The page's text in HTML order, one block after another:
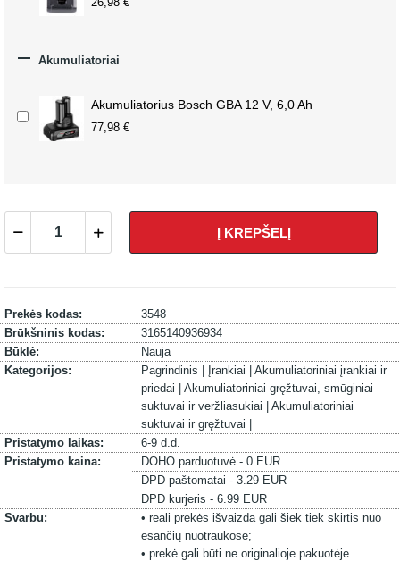
 Akumuliatoriai
Akumuliatorius Bosch GBA 12 V, 6,0 Ah
77,98 €
Į KREPŠELĮ
Prekės kodas:
3548
Brūkšninis kodas:
3165140936934
Būklė:
Nauja
Kategorijos:
Pagrindinis | Įrankiai | Akumuliatoriniai įrankiai ir
priedai | Akumuliatoriniai gręžtuvai, smūginiai
suktuvai ir veržliasukiai | Akumuliatoriniai
suktuvai ir gręžtuvai |
Pristatymo laikas:
6-9 d.d.
Pristatymo kaina:
DOHO parduotuvė - 0 EUR
DPD paštomatai - 3.29 EUR
DPD kurjeris - 6.99 EUR
Svarbu:
• reali prekės išvaizda gali šiek tiek skirtis nuo
esančių nuotraukose;
• prekė gali būti ne originalioje pakuotėje.